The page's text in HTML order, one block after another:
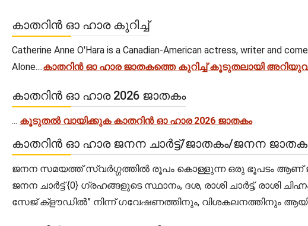
കാതറിൻ ഓ ഹാര കുറിച്ച്
Catherine Anne O'Hara is a Canadian-American actress, writer and
Alone....കാതറിൻ ഓ ഹാര ജാതകത്തെ കുറിച്ച് കൂടുതലായി
കാതറിൻ ഓ ഹാര 2026 ജാതകം
... കൂടുതൽ വായിക്കുക കാതറിൻ ഓ ഹാര 2026 ജാതകം
കാതറിൻ ഓ ഹാര ജനന ചാർട്ട്/ജാതകം/ജനന
ജനന സമയത്ത് സ്വർഗ്ഗത്തിൽ രൂപം കൊള്ളുന്ന ഒരു ഭൂപടം ആണ്
ജനന ചാർട്ട് {0} ഗ്രഹങ്ങളുടെ സ്ഥാനം, ദശ, രാശി ചാർട്ട്, രാശി
സേജ് ക്‌ളൗഡിൽ” നിന്ന് ഗവേഷണത്തിനും, വിശകലനത്തിനും ആയി